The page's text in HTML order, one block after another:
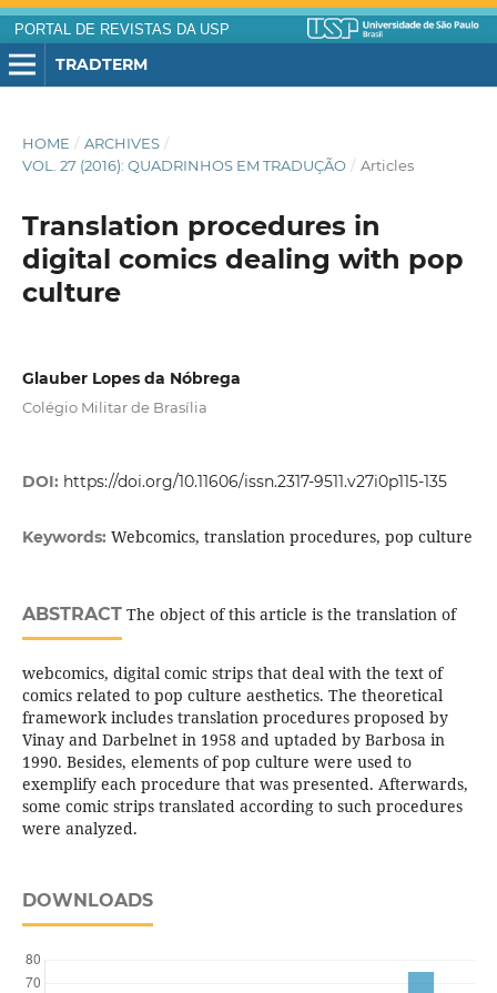
PORTAL DE REVISTAS DA USP
TRADTERM
HOME / ARCHIVES /
VOL. 27 (2016): QUADRINHOS EM TRADUÇÃO / Articles
Translation procedures in
digital comics dealing with pop
culture
Glauber Lopes da Nóbrega
Colégio Militar de Brasília
DOI: https://doi.org/10.11606/issn.2317-9511.v27i0p115-135
Keywords: Webcomics, translation procedures, pop culture
ABSTRACTThe object of this article is the translation of
webcomics, digital comic strips that deal with the text of
comics related to pop culture aesthetics. The theoretical
framework includes translation procedures proposed by
Vinay and Darbelnet in 1958 and uptaded by Barbosa in
1990. Besides, elements of pop culture were used to
exemplify each procedure that was presented. Afterwards,
some comic strips translated according to such procedures
were analyzed.
DOWNLOADS